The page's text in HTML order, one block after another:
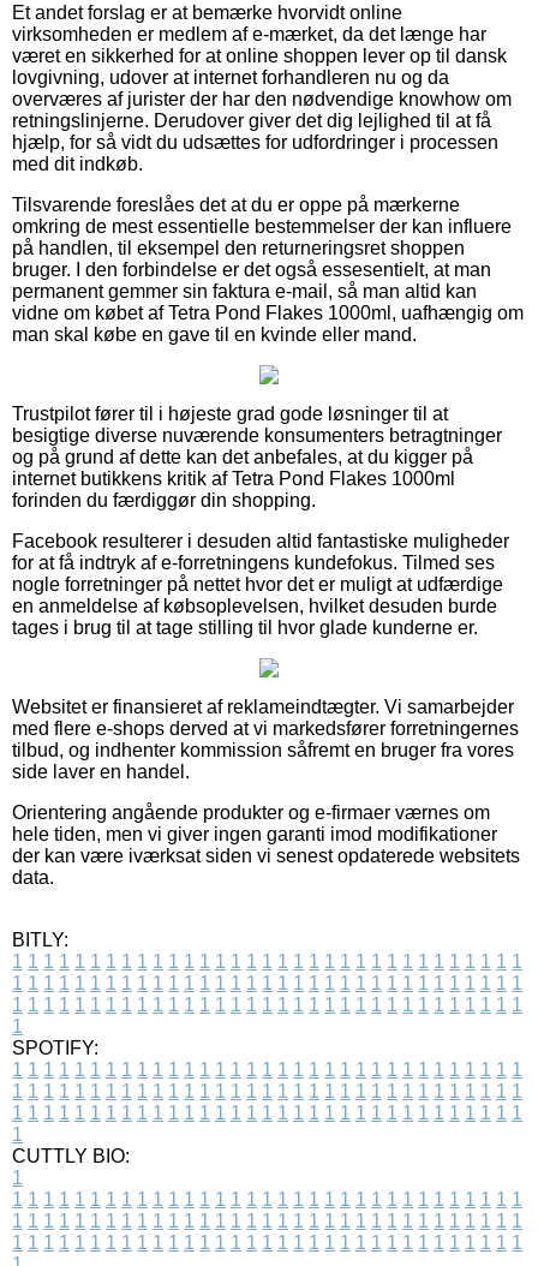
Et andet forslag er at bemærke hvorvidt online
virksomheden er medlem af e-mærket, da det længe har
været en sikkerhed for at online shoppen lever op til dansk
lovgivning, udover at internet forhandleren nu og da
overværes af jurister der har den nødvendige knowhow om
retningslinjerne. Derudover giver det dig lejlighed til at få
hjælp, for så vidt du udsættes for udfordringer i processen
med dit indkøb.
Tilsvarende foreslåes det at du er oppe på mærkerne
omkring de mest essentielle bestemmelser der kan influere
på handlen, til eksempel den returneringsret shoppen
bruger. I den forbindelse er det også essesentielt, at man
permanent gemmer sin faktura e-mail, så man altid kan
vidne om købet af Tetra Pond Flakes 1000ml, uafhængig om
man skal købe en gave til en kvinde eller mand.
Trustpilot fører til i højeste grad gode løsninger til at
besigtige diverse nuværende konsumenters betragtninger
og på grund af dette kan det anbefales, at du kigger på
internet butikkens kritik af Tetra Pond Flakes 1000ml
forinden du færdiggør din shopping.
Facebook resulterer i desuden altid fantastiske muligheder
for at få indtryk af e-forretningens kundefokus. Tilmed ses
nogle forretninger på nettet hvor det er muligt at udfærdige
en anmeldelse af købsoplevelsen, hvilket desuden burde
tages i brug til at tage stilling til hvor glade kunderne er.
Websitet er finansieret af reklameindtægter. Vi samarbejder
med flere e-shops derved at vi markedsfører forretningernes
tilbud, og indhenter kommission såfremt en bruger fra vores
side laver en handel.
Orientering angående produkter og e-firmaer værnes om
hele tiden, men vi giver ingen garanti imod modifikationer
der kan være iværksat siden vi senest opdaterede websitets
data.
BITLY:
1 1 1 1 1 1 1 1 1 1 1 1 1 1 1 1 1 1 1 1 1 1 1 1 1 1 1 1 1 1 1 1 1
1 1 1 1 1 1 1 1 1 1 1 1 1 1 1 1 1 1 1 1 1 1 1 1 1 1 1 1 1 1 1 1 1
1 1 1 1 1 1 1 1 1 1 1 1 1 1 1 1 1 1 1 1 1 1 1 1 1 1 1 1 1 1 1 1 1
1
SPOTIFY:
1 1 1 1 1 1 1 1 1 1 1 1 1 1 1 1 1 1 1 1 1 1 1 1 1 1 1 1 1 1 1 1 1
1 1 1 1 1 1 1 1 1 1 1 1 1 1 1 1 1 1 1 1 1 1 1 1 1 1 1 1 1 1 1 1 1
1 1 1 1 1 1 1 1 1 1 1 1 1 1 1 1 1 1 1 1 1 1 1 1 1 1 1 1 1 1 1 1 1
1
CUTTLY BIO:
1
1 1 1 1 1 1 1 1 1 1 1 1 1 1 1 1 1 1 1 1 1 1 1 1 1 1 1 1 1 1 1 1 1
1 1 1 1 1 1 1 1 1 1 1 1 1 1 1 1 1 1 1 1 1 1 1 1 1 1 1 1 1 1 1 1 1
1 1 1 1 1 1 1 1 1 1 1 1 1 1 1 1 1 1 1 1 1 1 1 1 1 1 1 1 1 1 1 1 1